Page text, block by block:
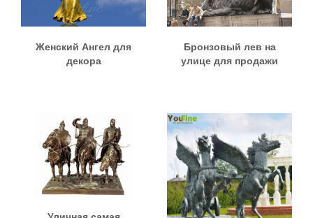
Женский Ангел для
декора
Бронзовый лев на
улице для продажи